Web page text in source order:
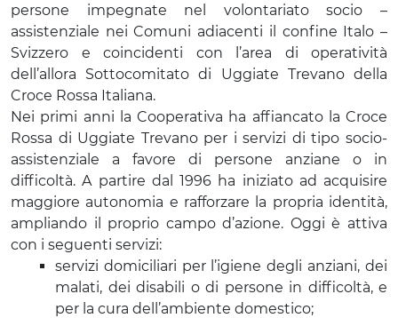
persone impegnate nel volontariato socio –
assistenziale nei Comuni adiacenti il confine Italo –
Svizzero e coincidenti con l’area di operatività
dell’allora Sottocomitato di Uggiate Trevano della
Croce Rossa Italiana.
Nei primi anni la Cooperativa ha affiancato la Croce
Rossa di Uggiate Trevano per i servizi di tipo socio-
assistenziale a favore di persone anziane o in
difficoltà. A partire dal 1996 ha iniziato ad acquisire
maggiore autonomia e rafforzare la propria identità,
ampliando il proprio campo d’azione. Oggi è attiva
con i seguenti servizi:
servizi domiciliari per l’igiene degli anziani, dei
malati, dei disabili o di persone in difficoltà, e
per la cura dell’ambiente domestico;